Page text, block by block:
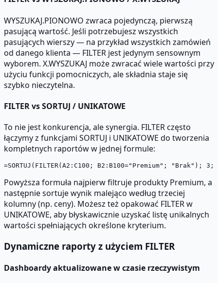
WYSZUKAJ.PIONOWO zwraca pojedynczą, pierwszą
pasującą wartość. Jeśli potrzebujesz wszystkich
pasujących wierszy — na przykład wszystkich zamówień
od danego klienta — FILTER jest jedynym sensownym
wyborem. X.WYSZUKAJ może zwracać wiele wartości przy
użyciu funkcji pomocniczych, ale składnia staje się
szybko nieczytelna.
FILTER vs SORTUJ / UNIKATOWE
To nie jest konkurencja, ale synergia. FILTER często
łączymy z funkcjami SORTUJ i UNIKATOWE do tworzenia
kompletnych raportów w jednej formule:
Powyższa formuła najpierw filtruje produkty Premium, a
następnie sortuje wynik malejąco według trzeciej
kolumny (np. ceny). Możesz też opakować FILTER w
UNIKATOWE, aby błyskawicznie uzyskać listę unikalnych
wartości spełniających określone kryterium.
Dynamiczne raporty z użyciem FILTER
Dashboardy aktualizowane w czasie rzeczywistym